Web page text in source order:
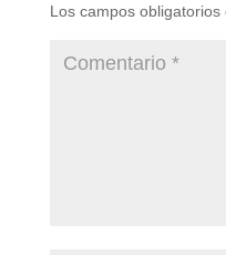
Los campos